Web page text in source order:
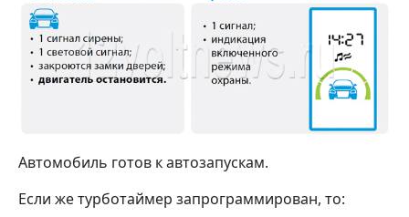
Автомобиль готов к автозапускам.
Если же турботаймер запрограммирован, то: